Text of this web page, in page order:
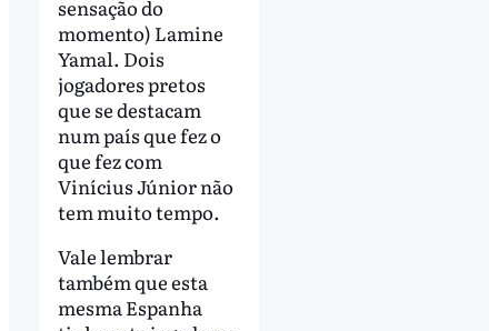
sensação do
momento) Lamine
Yamal. Dois
jogadores pretos
que se destacam
num país que fez o
que fez com
Vinícius Júnior não
tem muito tempo.
Vale lembrar
também que esta
mesma Espanha